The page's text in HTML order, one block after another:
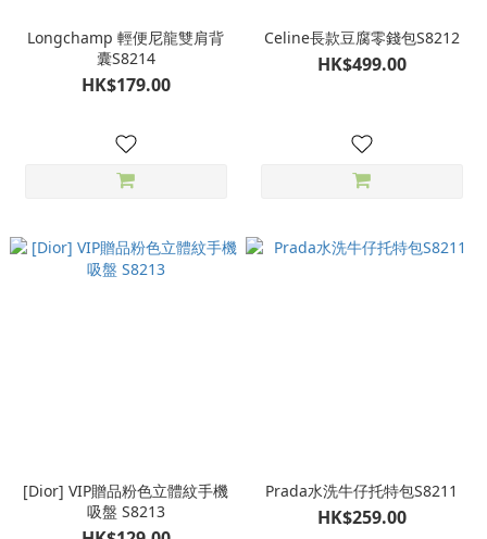
Longchamp 輕便尼龍雙肩背
囊S8214
HK$179.00
Celine長款豆腐零錢包S8212
HK$499.00
[Dior] VIP贈品粉色立體紋手機
吸盤 S8213
Prada水洗牛仔托特包S8211
HK$259.00